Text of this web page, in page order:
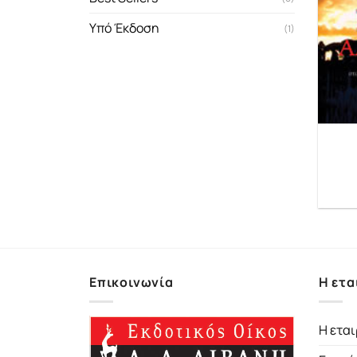
Υπό Έκδοση (1)
Επικοινωνία Η
Η